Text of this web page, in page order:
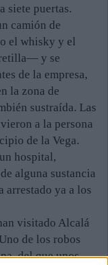
siete puertas.
camión de
el whisky y el
y se
de la empresa,
la zona de
sustraída. Las
a la persona
de la Vega.
hospital,
alguna sustancia
arrestado ya a los
visitado Alcalá
de los robos
del que unos